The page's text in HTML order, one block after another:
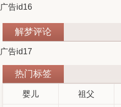
广告id16
解梦评论
广告id17
热门标签
婴儿 祖父